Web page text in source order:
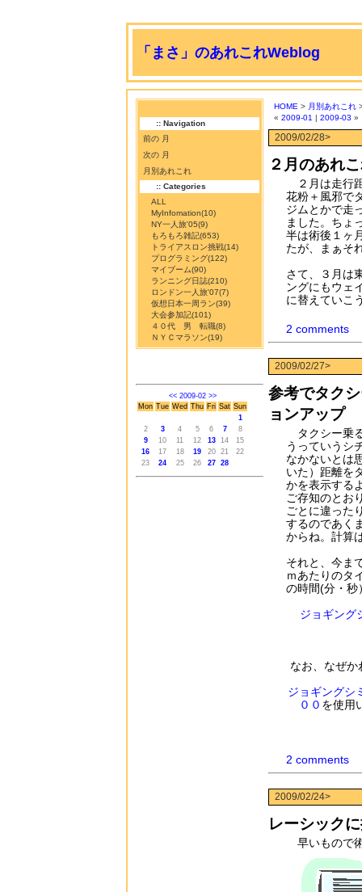
「まさ」のあれこれWeblog
:: Navigation
前の 月
次の 月
月別あれこれ
:: Categories
ALL
MyInfomation(10)
NY一人旅'05(9)
もろもろ雑記(653)
トライアスロン挑戦(14)
プログラミング(122)
マイブーム(90)
ランニング日誌(210)
ロンドン一人旅'07(7)
仮想日本一周ラン(39)
大会参加記(101)
４０代 男 転職(8)
ＮＹＣマラソン(19)
<< 2009-02 >>
Mon Tue Wed Thu Fri Sat Sun
1
2
3 4 5 6 7
8
9
10 11 12 13 14
15
16
17 18 19 20 21
22
23
24 25 26 27 28
HOME > 月別あれこれ
« 2009-01 | 2009-03 »
2009/02/28>
２月のあれ
２月は走行
花粉＋風邪で
ジムとかで走
ました。ちょ
半は術後１ヶ
たが、まぁそ
さて、３月は
ングにもウェ
に替えていこ
2 comments
2009/02/27>
参考でタク
ョンアップ
タクシー乗
うっていうシ
なかないとは
いた）距離を
かを表示する
ご存知のとお
ごとに違った
するのであく
からね。計算
それと、今ま
ｍあたりのタ
の時間(分・秒
ジョギング
なお、なぜ
ジョギング
００ を使用
2 comments
2009/02/24>
レーシック
早いもので